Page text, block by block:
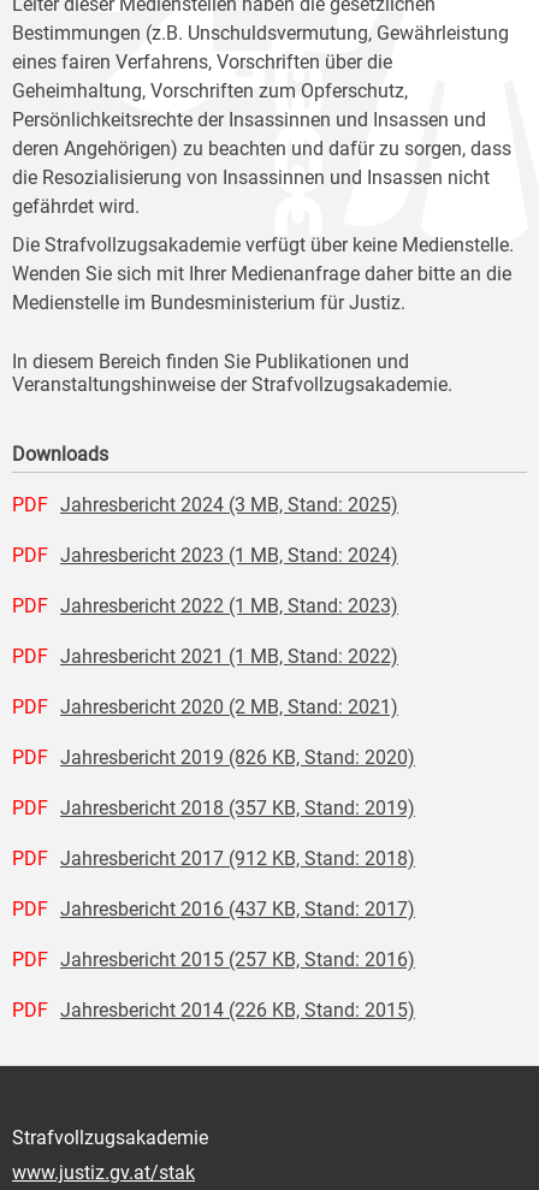
Leiter dieser Medienstellen haben die gesetzlichen
Bestimmungen (z.B. Unschuldsvermutung, Gewährleistung
eines fairen Verfahrens, Vorschriften über die
Geheimhaltung, Vorschriften zum Opferschutz,
Persönlichkeitsrechte der Insassinnen und Insassen und
deren Angehörigen) zu beachten und dafür zu sorgen, dass
die Resozialisierung von Insassinnen und Insassen nicht
gefährdet wird.
Die Strafvollzugsakademie verfügt über keine Medienstelle.
Wenden Sie sich mit Ihrer Medienanfrage daher bitte an die
Medienstelle im Bundesministerium für Justiz.
In diesem Bereich finden Sie Publikationen und
Veranstaltungshinweise der Strafvollzugsakademie.
Downloads
PDF Jahresbericht 2024 (3 MB, Stand: 2025)
PDF Jahresbericht 2023 (1 MB, Stand: 2024)
PDF Jahresbericht 2022 (1 MB, Stand: 2023)
PDF Jahresbericht 2021 (1 MB, Stand: 2022)
PDF Jahresbericht 2020 (2 MB, Stand: 2021)
PDF Jahresbericht 2019 (826 KB, Stand: 2020)
PDF Jahresbericht 2018 (357 KB, Stand: 2019)
PDF Jahresbericht 2017 (912 KB, Stand: 2018)
PDF Jahresbericht 2016 (437 KB, Stand: 2017)
PDF Jahresbericht 2015 (257 KB, Stand: 2016)
PDF Jahresbericht 2014 (226 KB, Stand: 2015)
Strafvollzugsakademie
www.justiz.gv.at/stak